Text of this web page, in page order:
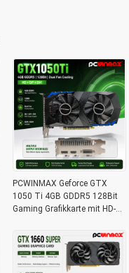
PCWINMAX Geforce GTX
1050 Ti 4GB GDDR5 128Bit
Gaming Grafikkarte mit HD-
Lager für Desktop-Computer